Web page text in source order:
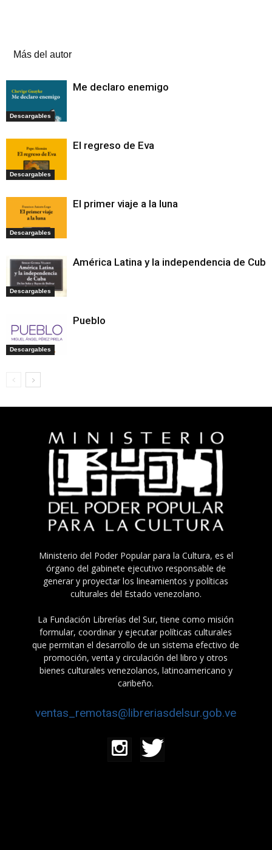
Más del autor
Descargables
Me declaro enemigo
Descargables
El regreso de Eva
Descargables
El primer viaje a la luna
Descargables
América Latina y la independencia de Cuba
Descargables
Pueblo
Ministerio del Poder Popular para la Cultura, es el
órgano del gabinete ejecutivo responsable de
generar y proyectar los lineamientos y políticas
culturales del Estado venezolano.
La Fundación Librerías del Sur, tiene como misión
formular, coordinar y ejecutar políticas culturales
que permitan el desarrollo de un sistema efectivo de
promoción, venta y circulación del libro y otros
bienes culturales venezolanos, latinoamericano y
caribeño.
ventas_remotas@libreriasdelsur.gob.ve